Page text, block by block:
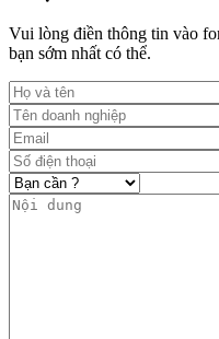
Vui lòng điền thông tin vào
bạn sớm nhất có thể.